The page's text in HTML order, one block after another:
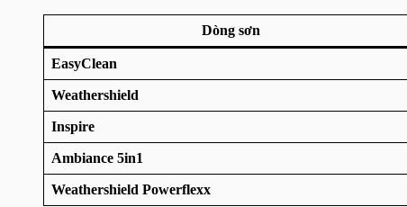
Dòng sơn
EasyClean
Weathershield
Inspire
Ambiance 5in1
Weathershield Powerflexx